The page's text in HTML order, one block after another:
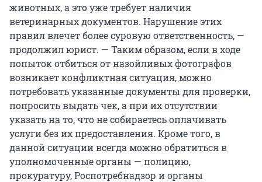
животных, а это уже требует наличия
ветеринарных документов. Нарушение этих
правил влечет более суровую ответственность, —
продолжил юрист. — Таким образом, если в ходе
попыток отбиться от назойливых фотографов
возникает конфликтная ситуация, можно
потребовать указанные документы для проверки,
попросить выдать чек, а при их отсутствии
указать на то, что не собираетесь оплачивать
услуги без их предоставления. Кроме того, в
данной ситуации всегда можно обратиться в
уполномоченные органы — полицию,
прокуратуру, Роспотребнадзор и органы